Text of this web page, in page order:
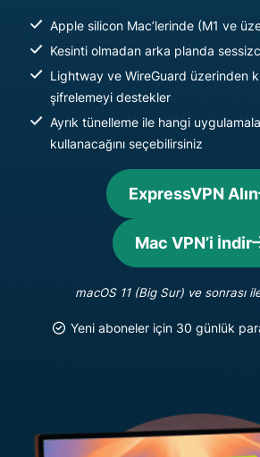
Apple silicon Mac’lerinde (M1 ve
Kesinti olmadan arka planda
Lightway ve WireGuard üzerinden
şifrelemeyi destekler
Ayrık tünelleme ile hangi
kullanacağını seçebilirsiniz
ExpressVPN Alın
Mac VPN’i İndir
macOS 11 (Big Sur) ve sonrası
Yeni aboneler için 30 günlük